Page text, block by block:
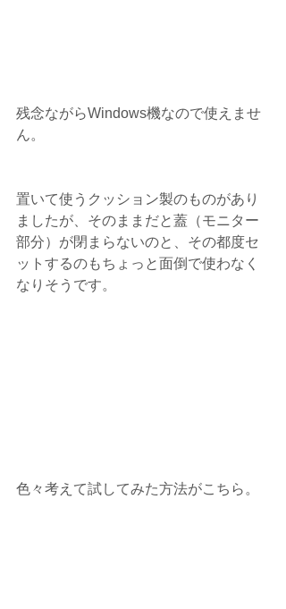
残念ながらWindows機なので使えませ
ん。
置いて使うクッション製のものがあり
ましたが、そのままだと蓋（モニター
部分）が閉まらないのと、その都度セ
ットするのもちょっと面倒で使わなく
なりそうです。
色々考えて試してみた方法がこちら。